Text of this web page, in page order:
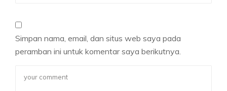
Simpan nama, email, dan situs web saya pada
peramban ini untuk komentar saya berikutnya.